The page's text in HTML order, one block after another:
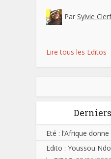
Par Sylvie
Lire tous les Editos
Eté : l’Afrique
Edito : Youssou